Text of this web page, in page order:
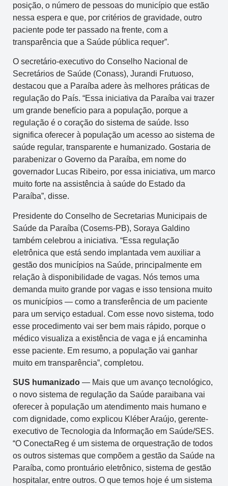
posição, o número de pessoas do município que estão
nessa espera e que, por critérios de gravidade, outro
paciente pode ter passado na frente, com a
transparência que a Saúde pública requer”.
O secretário-executivo do Conselho Nacional de
Secretários de Saúde (Conass), Jurandi Frutuoso,
destacou que a Paraíba adere às melhores práticas de
regulação do País. “Essa iniciativa da Paraíba vai trazer
um grande benefício para a população, porque a
regulação é o coração do sistema de saúde. Isso
significa oferecer à população um acesso ao sistema de
saúde regular, transparente e humanizado. Gostaria de
parabenizar o Governo da Paraíba, em nome do
governador Lucas Ribeiro, por essa iniciativa, um marco
muito forte na assistência à saúde do Estado da
Paraíba”, disse.
Presidente do Conselho de Secretarias Municipais de
Saúde da Paraíba (Cosems-PB), Soraya Galdino
também celebrou a iniciativa. “Essa regulação
eletrônica que está sendo implantada vem auxiliar a
gestão dos municípios na Saúde, principalmente em
relação à disponibilidade de vagas. Nós temos uma
demanda muito grande por vagas e isso tensiona muito
os municípios — como a transferência de um paciente
para um serviço estadual. Com esse novo sistema, todo
esse procedimento vai ser bem mais rápido, porque o
médico visualiza a existência de vaga e já encaminha
esse paciente. Em resumo, a população vai ganhar
muito em transparência”, completou.
SUS humanizado — Mais que um avanço tecnológico,
o novo sistema de regulação da Saúde paraibana vai
oferecer à população um atendimento mais humano e
com dignidade, como explicou Kléber Araújo, gerente-
executivo de Tecnologia da Informação em Saúde/SES.
“O ConectaReg é um sistema de orquestração de todos
os outros sistemas que compõem a gestão da Saúde na
Paraíba, como prontuário eletrônico, sistema de gestão
hospitalar, entre outros. O que temos hoje é um sistema